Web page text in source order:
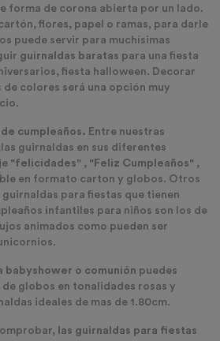
forma de corona abierta por un lado.
flores, papel o ramas, para darle
puede servir para muchísimas
guirnaldas baratas para una fiesta
fiesta halloween. Decorar
colores será una opción muy
cumpleaños. Entre nuestras
guirnaldas en sus diferentes
"felicidades" , "Feliz Cumpleaños" ,
en formato carton y globos. Otros
para fiestas que tienen
infantiles para niños son los de
animados como pueden ser
babyshower o comunión puedes
globos en tonalidades rosas y
ideales de mas de 1.80cm.
las guirnaldas para fiestas